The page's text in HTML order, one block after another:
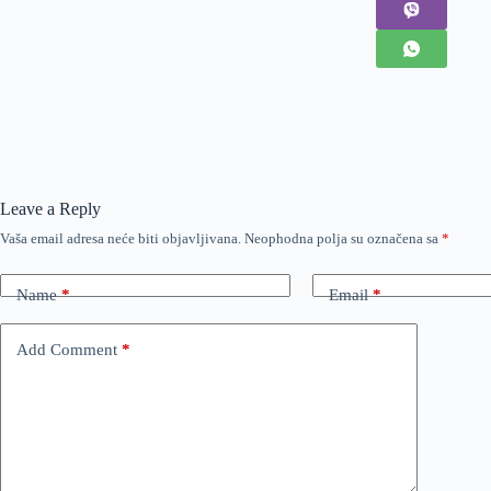
Leave a Reply
Vaša email adresa neće biti objavljivana. Neophodna polja su označena sa *
Name* Email*
Add Comment *